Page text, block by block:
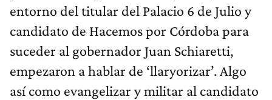
entorno del titular del Palacio 6 de Julio y
candidato de Hacemos por Córdoba para
suceder al gobernador Juan Schiaretti,
empezaron a hablar de ‘llaryorizar’. Algo
así como evangelizar y militar al candidato